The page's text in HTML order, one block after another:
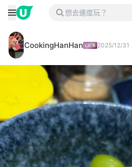
CookingHanHan 2025/12/31